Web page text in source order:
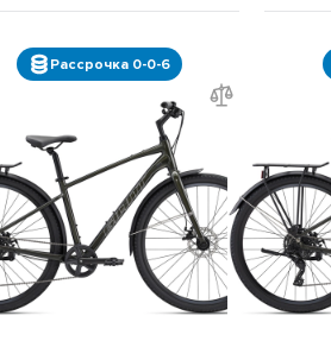
Рассрочка 0-0-6